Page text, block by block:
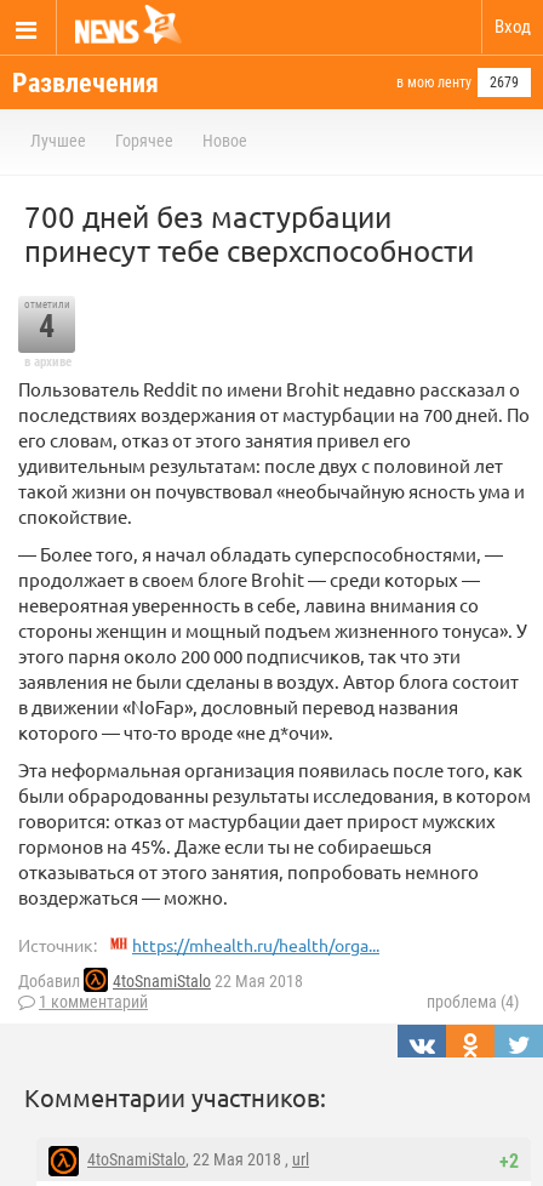
Вход
Развлечения в мою ленту 2679
Лучшее Горячее Новое
700 дней без мастурбации
принесут тебе сверхспособности
отметили
4
в архиве
Пользователь Reddit по имени Brohit недавно рассказал о
последствиях воздержания от мастурбации на 700 дней. По
его словам, отказ от этого занятия привел его
удивительным результатам: после двух с половиной лет
такой жизни он почувствовал «необычайную ясность ума и
спокойствие.
— Более того, я начал обладать суперспособностями, —
продолжает в своем блоге Brohit — среди которых —
невероятная уверенность в себе, лавина внимания со
стороны женщин и мощный подъем жизненного тонуса». У
этого парня около 200 000 подписчиков, так что эти
заявления не были сделаны в воздух. Автор блога состоит
в движении «NoFap», дословный перевод названия
которого — что-то вроде «не д*очи».
Эта неформальная организация появилась после того, как
были обрародованны результаты исследования, в котором
говорится: отказ от мастурбации дает прирост мужских
гормонов на 45%. Даже если ты не собираешься
отказываться от этого занятия, попробовать немного
воздержаться — можно.
Источник: https://mhealth.ru/health/orga...
Добавил 4toSnamiStalo22 Мая 2018
1 комментарий
проблема (4)
Комментарии участников:
+2
4toSnamiStalo, 22 Мая 2018 , url